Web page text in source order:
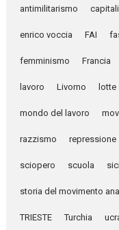
antimilitarismo
enrico voccia FAI
femminismo Francia
lavoro Livorno lotte
mondo del lavoro
razzismo repressione
sciopero scuola
storia del movimento
TRIESTE Turchia